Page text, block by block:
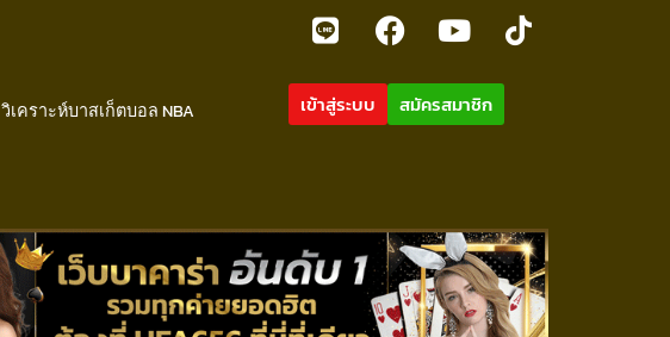
วิเคราะห์บาสเก็ตบอล NBA เข้าสู่ระบบ สมัครสมาชิก